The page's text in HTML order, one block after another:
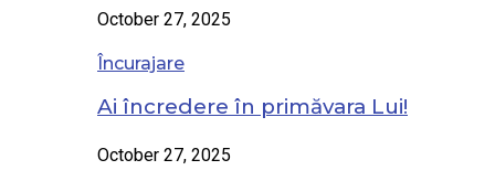
October 27, 2025
Încurajare
Ai încredere în primăvara Lui!
October 27, 2025